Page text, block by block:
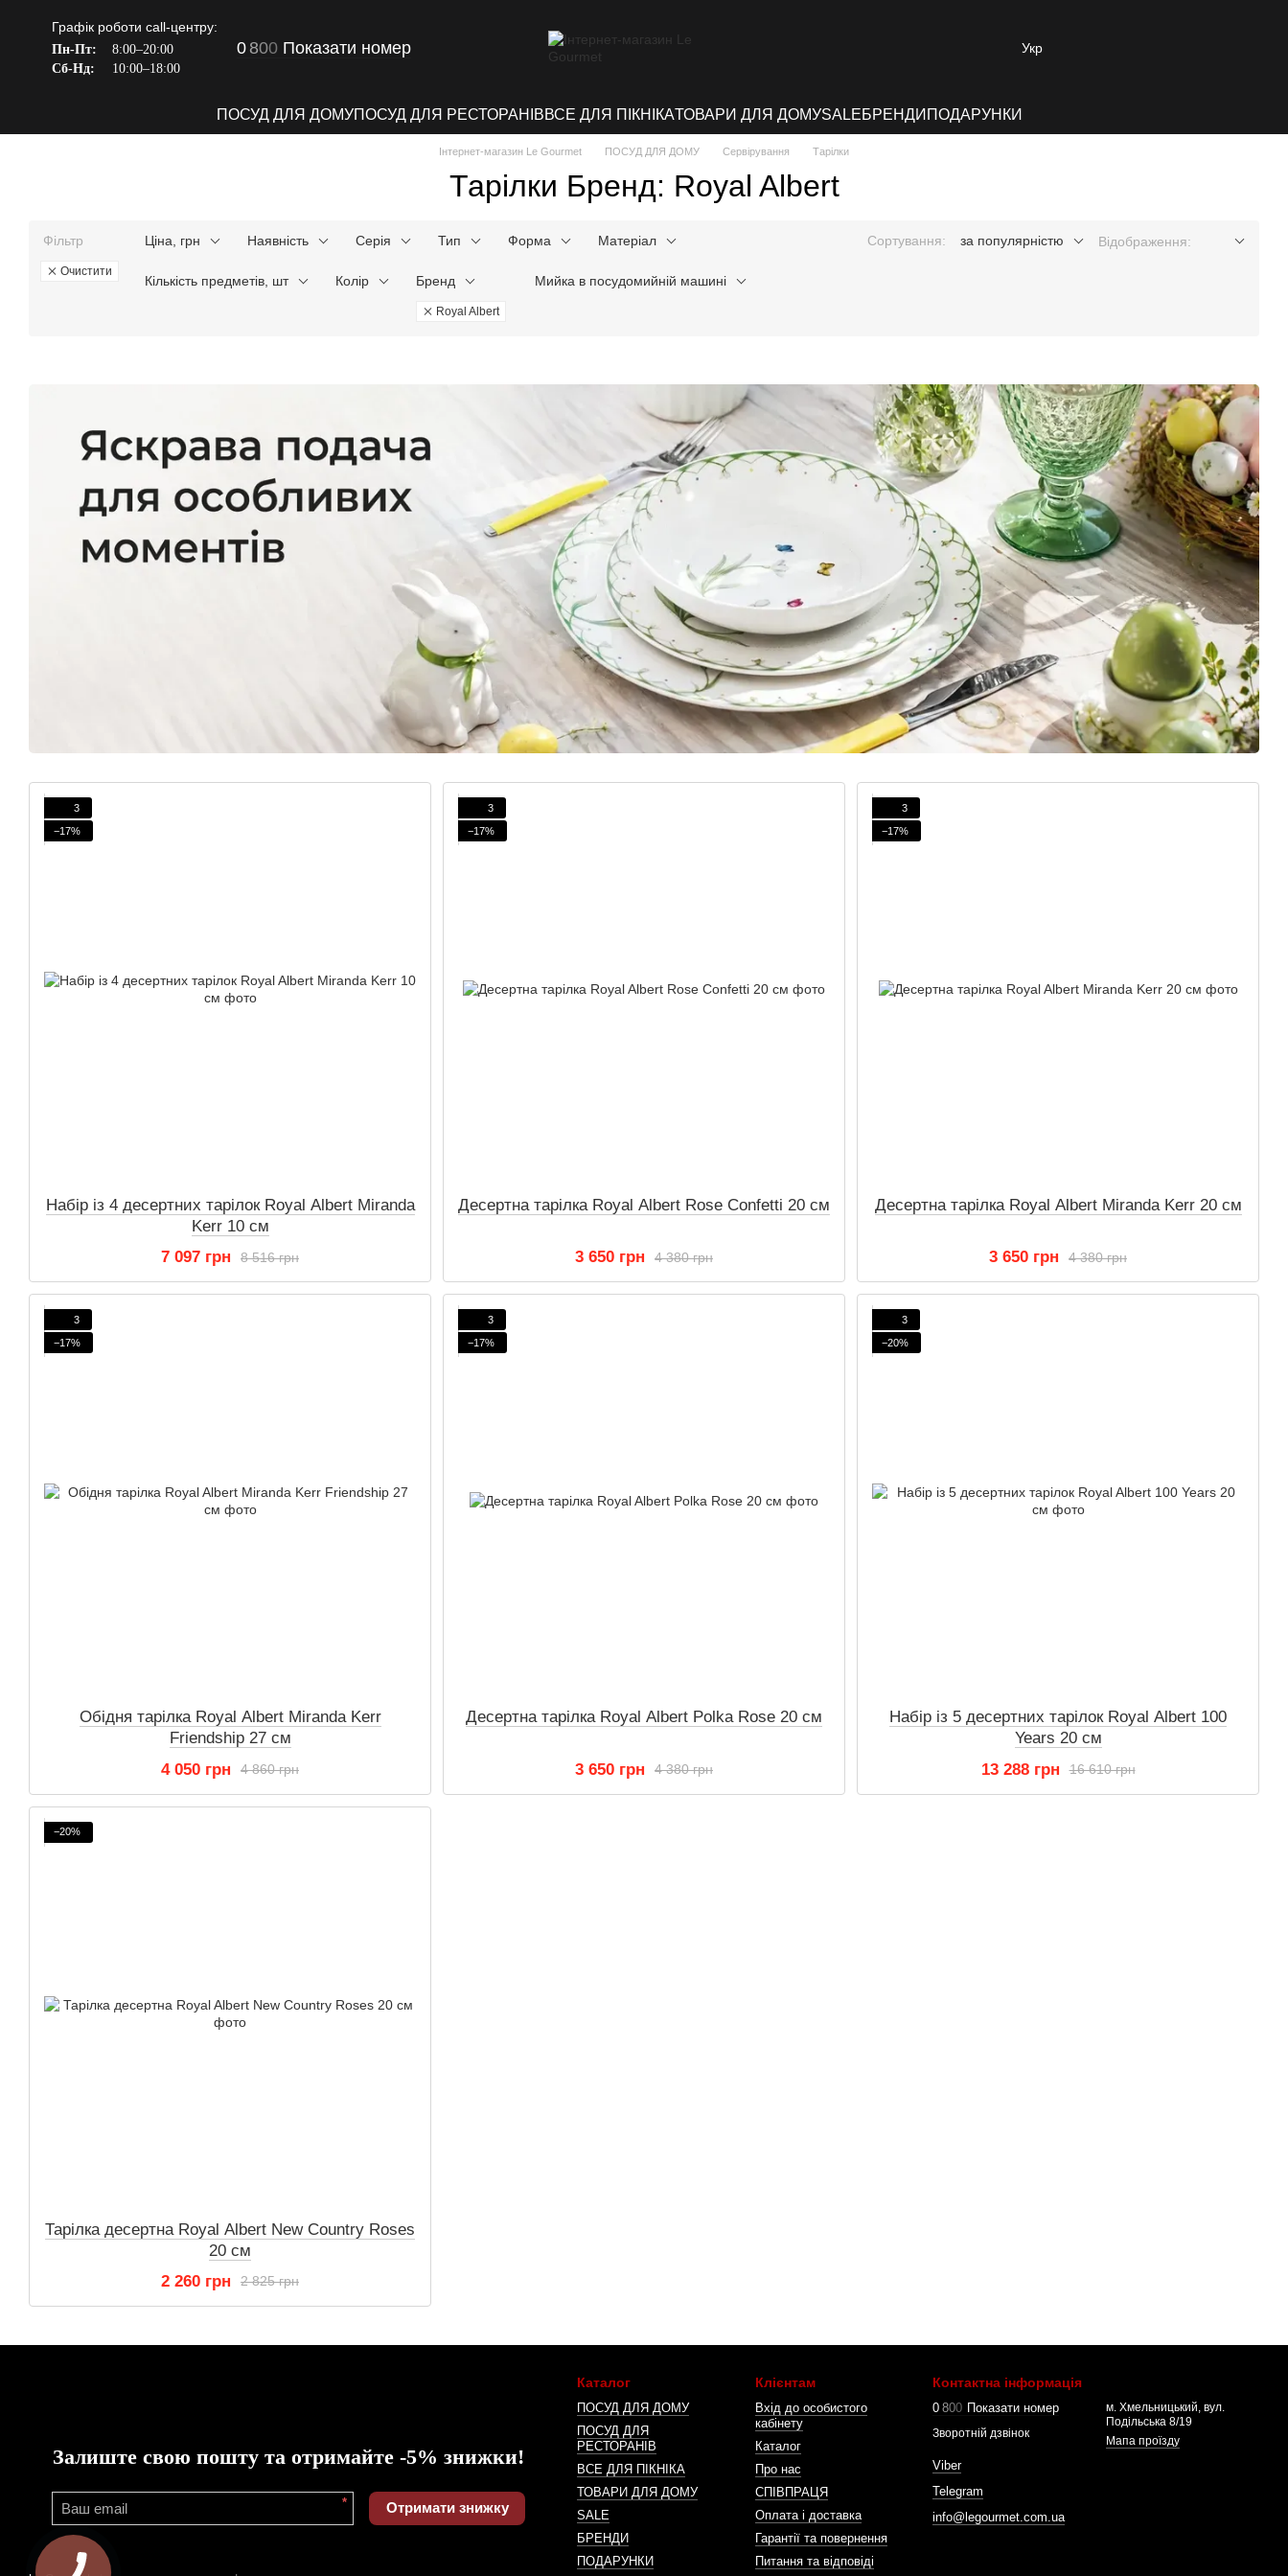
Графік роботи call-центру:
Пн-Пт:
8:00–20:00
Сб-Нд:
10:00–18:00
0800 Показати номер Укр
ПОСУД ДЛЯ ДОМУПОСУД ДЛЯ РЕСТОРАНІВВСЕ ДЛЯ ПІКНІКАТОВАРИ ДЛЯ ДОМУSALEБРЕНДИ ПОДАРУНКИ
Інтернет-магазин Le Gourmet ПОСУД ДЛЯ ДОМУ Сервірування Тарілки
Тарілки Бренд: Royal Albert
Фільтр
Очистити
Ціна, грн Наявність Серія Тип Форма Матеріал
Кількість предметів, шт Колір Бренд
Royal Albert
Мийка в посудомийній машині
Сортування: за популярністю Відображення:
3
−17%
Набір із 4 десертних тарілок Royal Albert Miranda
Kerr 10 см
8 516 грн
7 097 грн
3
−17%
Десертна тарілка Royal Albert Rose Confetti 20 см
4 380 грн
3 650 грн
3
−17%
Десертна тарілка Royal Albert Miranda Kerr 20 см
4 380 грн
3 650 грн
3
−17%
Обідня тарілка Royal Albert Miranda Kerr
Friendship 27 см
4 860 грн
4 050 грн
3
−17%
Десертна тарілка Royal Albert Polka Rose 20 см
4 380 грн
3 650 грн
3
−20%
Набір із 5 десертних тарілок Royal Albert 100
Years 20 см
16 610 грн
13 288 грн
−20%
Тарілка десертна Royal Albert New Country Roses
20 см
2 825 грн
2 260 грн
Залиште свою пошту та отримайте -5% знижки!
* Отримати знижку
Каталог
ПОСУД ДЛЯ ДОМУ
ПОСУД ДЛЯ
РЕСТОРАНІВ
ВСЕ ДЛЯ ПІКНІКА
ТОВАРИ ДЛЯ ДОМУ
SALE
БРЕНДИ
ПОДАРУНКИ
Клієнтам
Вхід до особистого
кабінету
Каталог
Про нас
СПІВПРАЦЯ
Оплата і доставка
Гарантії та повернення
Питання та відповіді
Контактна інформація
0 800 Показати номер
Зворотній дзвінок
Viber
Telegram
info@legourmet.com.ua
м. Хмельницький, вул.
Подільська 8/19
Мапа проїзду